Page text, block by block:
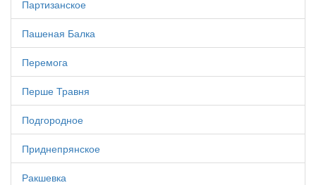
Партизанское
Пашеная Балка
Перемога
Перше Травня
Подгородное
Приднепрянское
Ракшевка